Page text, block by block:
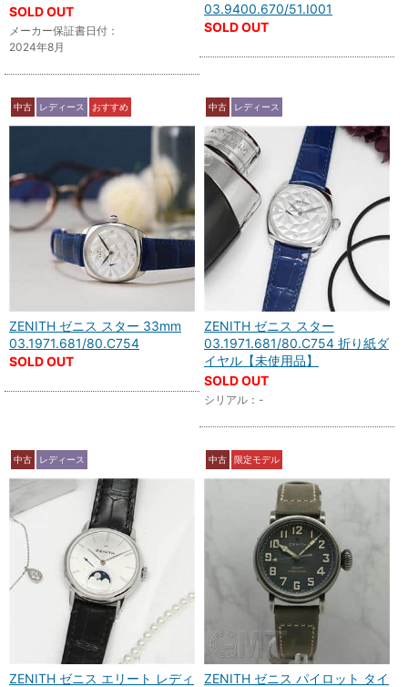
SOLD OUT
メーカー保証書日付：
2024年8月
03.9400.670/51.I001
SOLD OUT
中古 レディース おすすめ
ZENITH ゼニス スター 33mm
03.1971.681/80.C754
SOLD OUT
中古 レディース
ZENITH ゼニス スター
03.1971.681/80.C754 折り紙ダ
イヤル【未使用品】
SOLD OUT
シリアル：-
中古 レディース
ZENITH ゼニス エリート レディ
中古 限定モデル
ZENITH ゼニス パイロット タイ